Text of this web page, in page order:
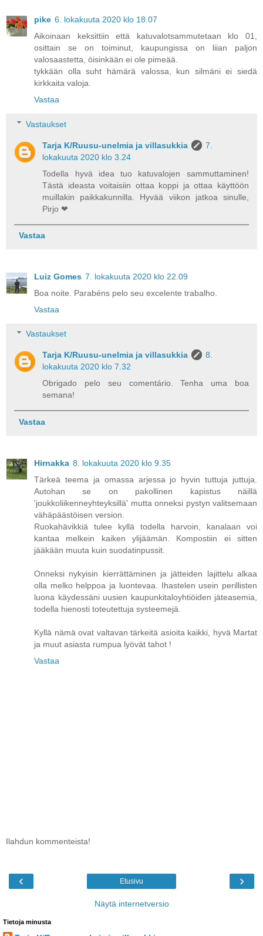
pike 6. lokakuuta 2020 klo 18.07
Aikoinaan keksittiin että katuvalotsammutetaan klo 01,
osittain se on toiminut, kaupungissa on liian paljon
valosaastetta, öisinkään ei ole pimeää.
tykkään olla suht hämärä valossa, kun silmäni ei siedä
kirkkaita valoja.
Vastaa
Vastaukset
Tarja K/Ruusu-unelmia ja villasukkia
7.
lokakuuta 2020 klo 3.24
Todella hyvä idea tuo katuvalojen sammuttaminen!
Tästä ideasta voitaisiin ottaa koppi ja ottaa käyttöön
muillakin paikkakunnilla. Hyvää viikon jatkoa sinulle,
Pirjo ❤
Vastaa
Luiz Gomes 7. lokakuuta 2020 klo 22.09
Boa noite. Parabéns pelo seu excelente trabalho.
Vastaa
Vastaukset
Tarja K/Ruusu-unelmia ja villasukkia
8.
lokakuuta 2020 klo 7.32
Obrigado pelo seu comentário. Tenha uma boa
semana!
Vastaa
Hirnakka 8. lokakuuta 2020 klo 9.35
Tärkeä teema ja omassa arjessa jo hyvin tuttuja juttuja.
Autohan se on pakollinen kapistus näillä
'joukkoliikenneyhteyksillä' mutta onneksi pystyn valitsemaan
vähäpäästöisen version.
Ruokahävikkiä tulee kyllä todella harvoin, kanalaan voi
kantaa melkein kaiken ylijäämän. Kompostiin ei sitten
jääkään muuta kuin suodatinpussit.
Onneksi nykyisin kierrättäminen ja jätteiden lajittelu alkaa
olla melko helppoa ja luontevaa. Ihastelen usein perillisten
luona käydessäni uusien kaupunkitaloyhtiöiden jäteasemia,
todella hienosti toteutettuja systeemejä.
Kyllä nämä ovat valtavan tärkeitä asioita kaikki, hyvä Martat
ja muut asiasta rumpua lyövät tahot !
Vastaa
Ilahdun kommenteista!
‹ ›
Etusivu
Näytä internetversio
Tietoja minusta